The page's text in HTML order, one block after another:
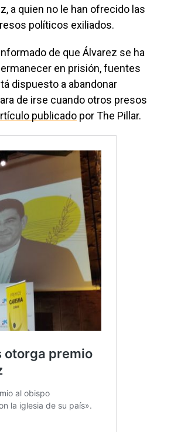
a quien no le han ofrecido las
políticos exiliados.
de que Álvarez se ha
en prisión, fuentes
dispuesto a abandonar
de irse cuando otros presos
publicado por The Pillar.